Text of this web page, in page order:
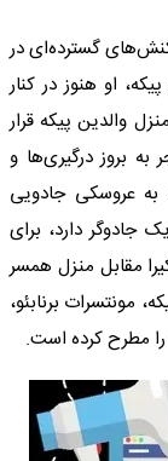
گسترده‌ای در
او هنوز در کنار
والدین پیکه قرار
بروز درگیری‌ها و
عروسکی جادویی
دارد، برای
مقابل منزل همسر
مونتسرات برنابئو،
مطرح کرده است.